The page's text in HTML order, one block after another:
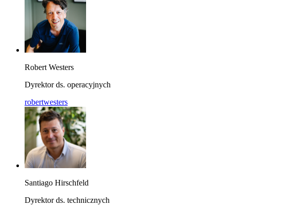
Robert Westers
Dyrektor ds. operacyjnych
robertwesters
Santiago Hirschfeld
Dyrektor ds. technicznych